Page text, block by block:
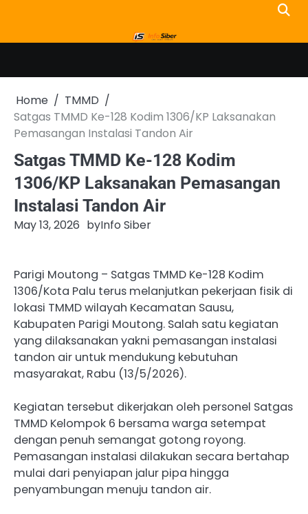
content
Home
TMMD
Satgas TMMD Ke-128 Kodim 1306/KP Laksanakan
Pemasangan Instalasi Tandon Air
Satgas TMMD Ke-128 Kodim
1306/KP Laksanakan Pemasangan
Instalasi Tandon Air
May 13, 2026 byInfo Siber
Parigi Moutong – Satgas TMMD Ke-128 Kodim
1306/Kota Palu terus melanjutkan pekerjaan fisik di
lokasi TMMD wilayah Kecamatan Sausu,
Kabupaten Parigi Moutong. Salah satu kegiatan
yang dilaksanakan yakni pemasangan instalasi
tandon air untuk mendukung kebutuhan
masyarakat, Rabu (13/5/2026).
Kegiatan tersebut dikerjakan oleh personel Satgas
TMMD Kelompok 6 bersama warga setempat
dengan penuh semangat gotong royong.
Pemasangan instalasi dilakukan secara bertahap
mulai dari penyiapan jalur pipa hingga
penyambungan menuju tandon air.